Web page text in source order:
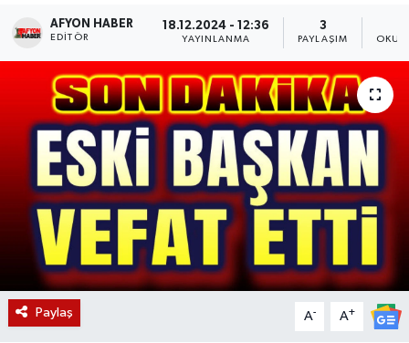
AFYON HABER
EDITÖR
18.12.2024 - 12:36
YAYINLANMA
3
PAYLAŞIM
Paylaş A- A+
Ekonomi
Magazin
Etkinlikler